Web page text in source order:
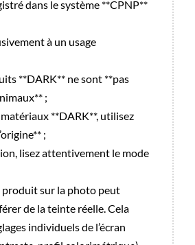
dans le système **CPNP**
à un usage
**DARK** ne sont **pas
;
**DARK**, utilisez
;
lisez attentivement le mode
produit sur la photo peut
de la teinte réelle. Cela
individuels de l’écran